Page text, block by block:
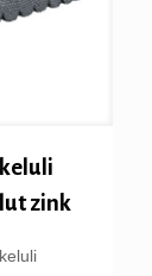
zink